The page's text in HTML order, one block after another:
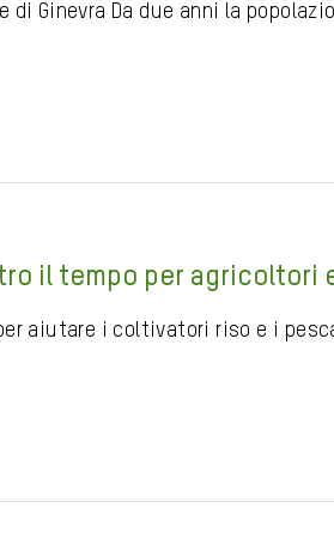
di Ginevra Da due anni la
il tempo per agricoltori
aiutare i coltivatori riso e i